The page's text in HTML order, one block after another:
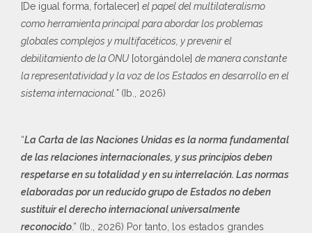
[De igual forma, fortalecer] el papel del multilateralismo
como herramienta principal para abordar los problemas
globales complejos y multifacéticos, y prevenir el
debilitamiento de la ONU[otorgándole] de manera constante
la representatividad y la voz de los Estados en desarrollo en el
sistema internacional.”(Ib., 2026)
“La Carta de las Naciones Unidas es la norma fundamental
de las relaciones internacionales, y sus principios deben
respetarse en su totalidad y en su interrelación. Las normas
elaboradas por un reducido grupo de Estados no deben
sustituir el derecho internacional universalmente
reconocido.” (Ib., 2026) Por tanto, los estados grandes